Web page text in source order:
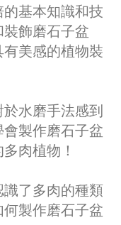
基本知識和技
飾磨石子盆
美感的植物裝
水磨手法感到
製作磨石子盆
肉植物！
了多肉的種類
製作磨石子盆